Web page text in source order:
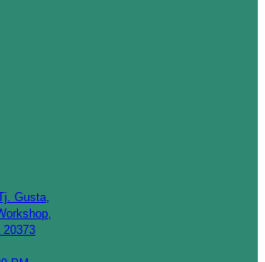
Gusta,
20373